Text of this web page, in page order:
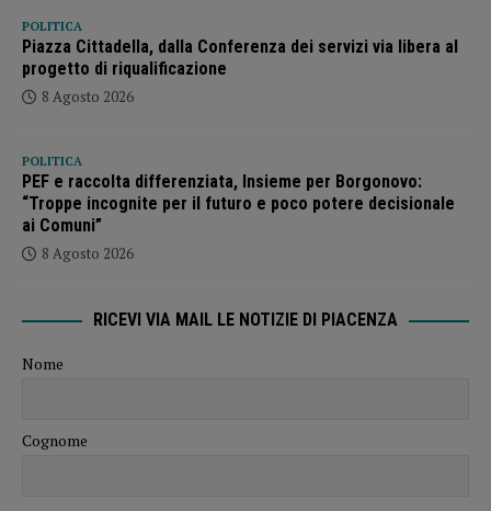
POLITICA
Piazza Cittadella, dalla Conferenza dei servizi via libera al
progetto di riqualificazione
8 Agosto 2026
POLITICA
PEF e raccolta differenziata, Insieme per Borgonovo:
“Troppe incognite per il futuro e poco potere decisionale
ai Comuni”
8 Agosto 2026
RICEVI VIA MAIL LE NOTIZIE DI PIACENZA
Nome
Cognome